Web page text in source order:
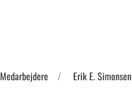
Medarbejdere Erik E. Simonsen